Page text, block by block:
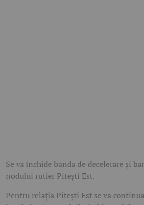
Se va închide banda de decelerare și
nodului rutier Pitești Est.
Pentru relația Pitești Est se va